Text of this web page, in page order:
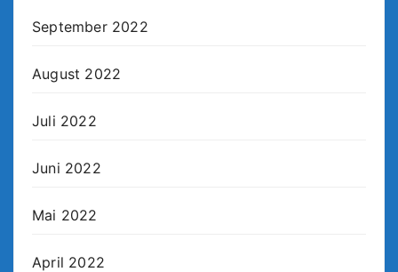
September 2022
August 2022
Juli 2022
Juni 2022
Mai 2022
April 2022